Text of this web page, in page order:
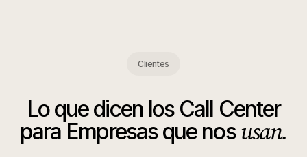
Clientes
Lo que dicen los Call Center
para Empresasque nosusan.